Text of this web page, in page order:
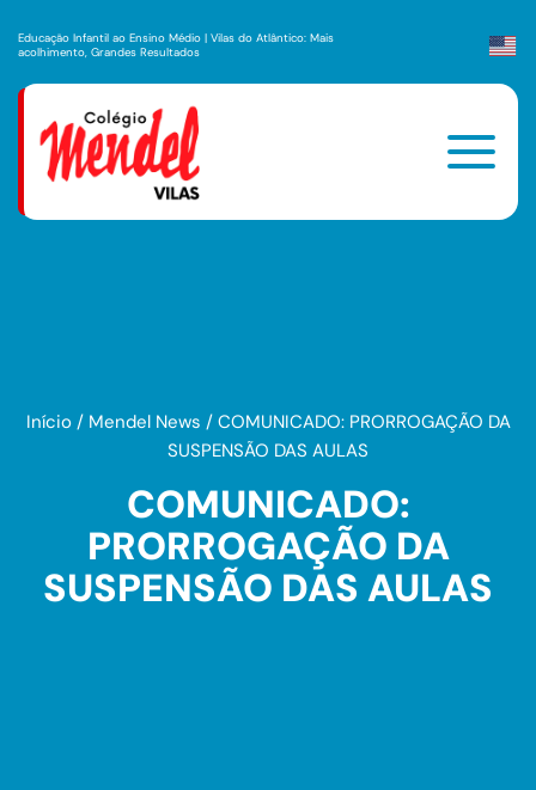
Educação Infantil ao Ensino Médio | Vilas do Atlântico: Mais
acolhimento, Grandes Resultados
Início/ Mendel News / COMUNICADO: PRORROGAÇÃO DA
SUSPENSÃO DAS AULAS
COMUNICADO:
PRORROGAÇÃO DA
SUSPENSÃO DAS AULAS